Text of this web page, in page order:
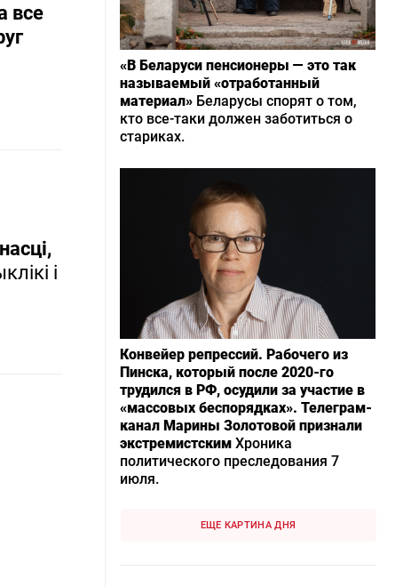
все
і
«В Беларуси пенсионеры — это так
называемый «отработанный
материал» Беларусы спорят о том,
кто все-таки должен заботиться о
стариках.
Конвейер репрессий. Рабочего из
Пинска, который после 2020-го
трудился в РФ, осудили за участие в
«массовых беспорядках». Телеграм-
канал Марины Золотовой признали
экстремистским Хроника
политического преследования 7
июля.
ЕЩЕ КАРТИНА ДНЯ